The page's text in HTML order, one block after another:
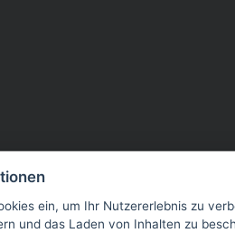
bei der Anwahl unserer
ein, um Ihr Nutzererlebnis zu
und das Laden von Inhalten zu